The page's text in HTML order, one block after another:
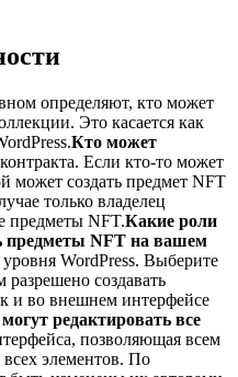
определяют, кто может
Это касается как
Кто может
Если кто-то может
может создать предмет NFT
только владелец
предметы NFT.Какие роли
предметы NFT на вашем
WordPress. Выберите
разрешено создавать
и во внешнем интерфейсе
редактировать все
позволяющая всем
всех элементов. По